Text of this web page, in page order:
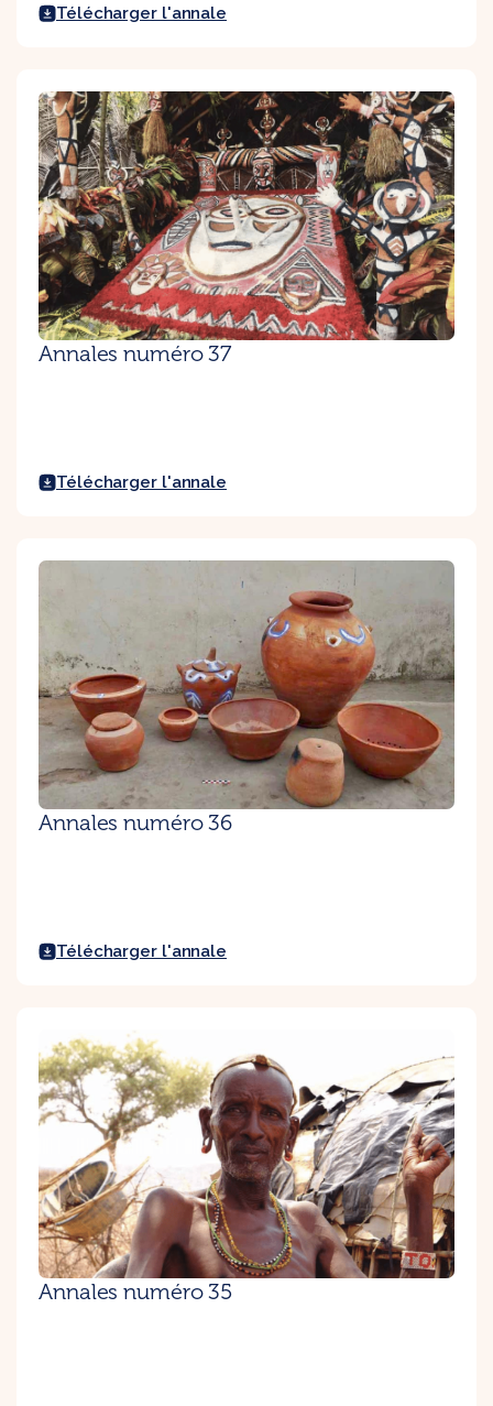
Télécharger l'annale
Annales numéro 37
Télécharger l'annale
Annales numéro 36
Télécharger l'annale
Annales numéro 35